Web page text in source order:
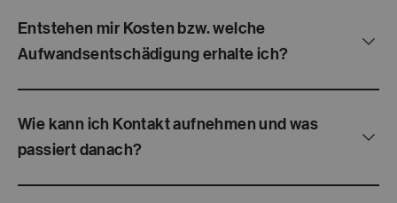
Entstehen mir Kosten bzw. welche
Aufwandsentschädigung erhalte ich?
Wie kann ich Kontakt aufnehmen und was
passiert danach?